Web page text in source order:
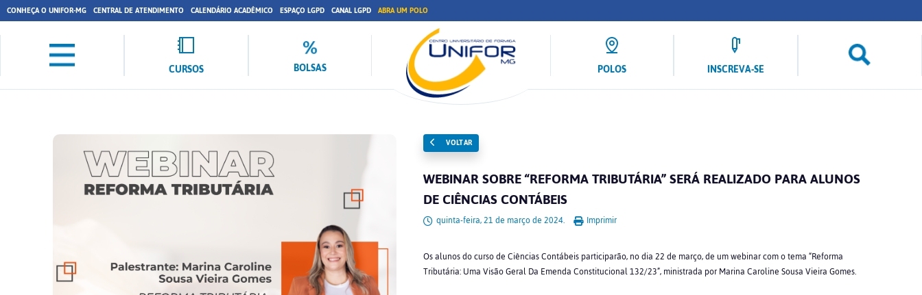
CONHEÇA O UNIFOR-MG CENTRAL DE ATENDIMENTO CALENDÁRIO ACADÊMICO ESPAÇO LGPD CANAL LGPD ABRA UM POLO
CURSOS BOLSAS POLOS INSCREVA-SE
VOLTAR
WEBINAR SOBRE “REFORMA TRIBUTÁRIA” SERÁ REALIZADO PARA ALUNOS
DE CIÊNCIAS CONTÁBEIS
quinta-feira, 21 de março de 2024. Imprimir
Os alunos do curso de Ciências Contábeis participarão, no dia 22 de março, de um webinar com o tema “Reforma
Tributária: Uma Visão Geral Da Emenda Constitucional 132/23”, ministrada por Marina Caroline Sousa Vieira Gomes.